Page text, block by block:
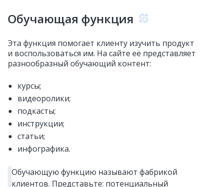
Обучающая функция
Эта функция помогает клиенту изучить продукт
и воспользоваться им. На сайте её представляет
разнообразный обучающий контент:
курсы;
видеоролики;
подкасты;
инструкции;
статьи;
инфографика.
Обучающую функцию называют фабрикой
клиентов. Представьте: потенциальный